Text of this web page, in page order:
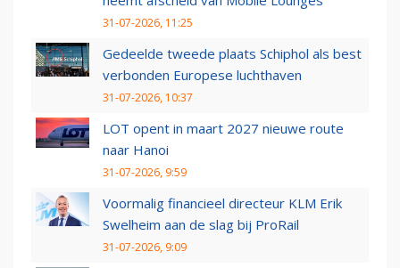
31-07-2026, 11:25
Gedeelde tweede plaats Schiphol als best
verbonden Europese luchthaven
31-07-2026, 10:37
LOT opent in maart 2027 nieuwe route
naar Hanoi
31-07-2026, 9:59
Voormalig financieel directeur KLM Erik
Swelheim aan de slag bij ProRail
31-07-2026, 9:09